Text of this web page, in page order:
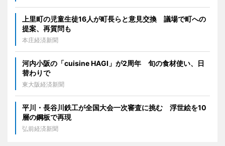
上里町の児童生徒16人が町長らと意見交換 議場で町への
提案、再質問も
本庄経済新聞
河内小阪の「cuisine HAGI」が2周年 旬の食材使い、日
替わりで
東大阪経済新聞
平川・長谷川鉄工が全国大会一次審査に挑む 浮世絵を10
層の鋼板で再現
弘前経済新聞